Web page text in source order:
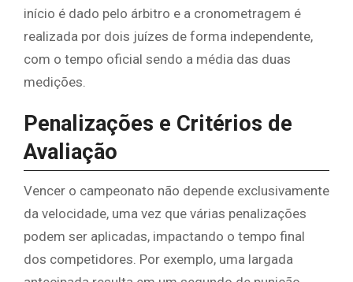
início é dado pelo árbitro e a cronometragem é
realizada por dois juízes de forma independente,
com o tempo oficial sendo a média das duas
medições.
Penalizações e Critérios de
Avaliação
Vencer o campeonato não depende exclusivamente
da velocidade, uma vez que várias penalizações
podem ser aplicadas, impactando o tempo final
dos competidores. Por exemplo, uma largada